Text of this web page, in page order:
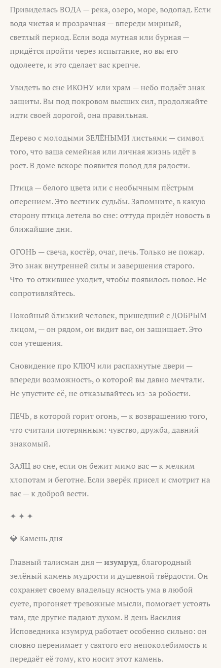
Привиделась ВОДА — река, озеро, море, водопад. Если
вода чистая и прозрачная — впереди мирный,
светлый период. Если вода мутная или бурная —
придётся пройти через испытание, но вы его
одолеете, и это сделает вас крепче.
Увидеть во сне ИКОНУ или храм — небо подаёт знак
защиты. Вы под покровом высших сил, продолжайте
идти своей дорогой, она правильная.
Дерево с молодыми ЗЕЛЁНЫМИ листьями — символ
того, что ваша семейная или личная жизнь идёт в
рост. В доме вскоре появится повод для радости.
Птица — белого цвета или с необычным пёстрым
оперением. Это вестник судьбы. Запомните, в какую
сторону птица летела во сне: оттуда придёт новость в
ближайшие дни.
ОГОНЬ — свеча, костёр, очаг, печь. Только не пожар.
Это знак внутренней силы и завершения старого.
Что-то отжившее уходит, чтобы появилось новое. Не
сопротивляйтесь.
Покойный близкий человек, пришедший с ДОБРЫМ
лицом, — он рядом, он видит вас, он защищает. Это
сон утешения.
Сновидение про КЛЮЧ или распахнутые двери —
впереди возможность, о которой вы давно мечтали.
Не упустите её, не отказывайтесь из-за робости.
ПЕЧЬ, в которой горит огонь, — к возвращению того,
что считали потерянным: чувство, дружба, давний
знакомый.
ЗАЯЦ во сне, если он бежит мимо вас — к мелким
хлопотам и беготне. Если зверёк присел и смотрит на
вас — к доброй вести.
✦ ✦ ✦
💎 Камень дня
Главный талисман дня —изумруд, благородный
зелёный камень мудрости и душевной твёрдости. Он
сохраняет своему владельцу ясность ума в любой
суете, прогоняет тревожные мысли, помогает устоять
там, где другие падают духом. В день Василия
Исповедника изумруд работает особенно сильно: он
словно перенимает у святого его непоколебимость и
передаёт её тому, кто носит этот камень.